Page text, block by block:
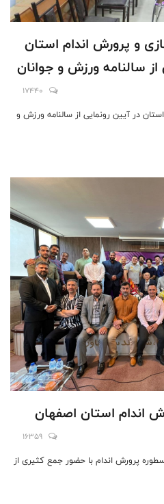
و پرورش اندام استان
سالنامه ورزش و جوانان
17440
در آیین رونمایی از سالنامه ورزش و
اندام استان اصفهان
16359
پرورش اندام با حضور جمع کثیری از